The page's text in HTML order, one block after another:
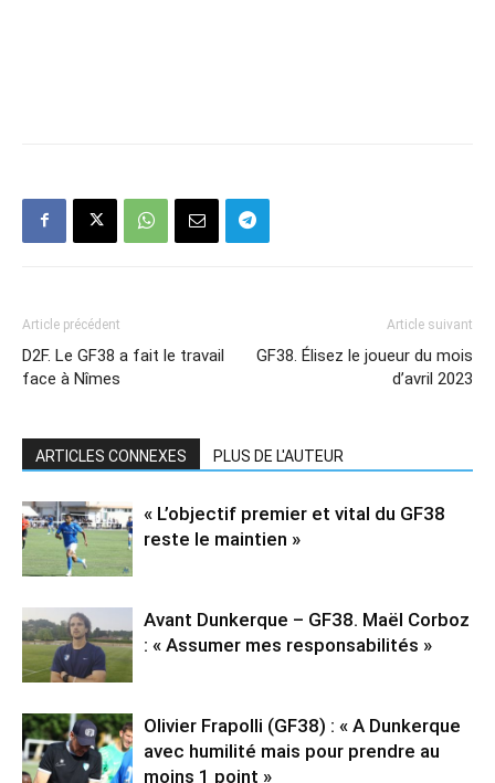
Article précédent
D2F. Le GF38 a fait le travail
face à Nîmes
Article suivant
GF38. Élisez le joueur du mois
d’avril 2023
ARTICLES CONNEXES PLUS DE L'AUTEUR
« L’objectif premier et vital du GF38
reste le maintien »
Avant Dunkerque – GF38. Maël Corboz
: « Assumer mes responsabilités »
Olivier Frapolli (GF38) : « A Dunkerque
avec humilité mais pour prendre au
moins 1 point »